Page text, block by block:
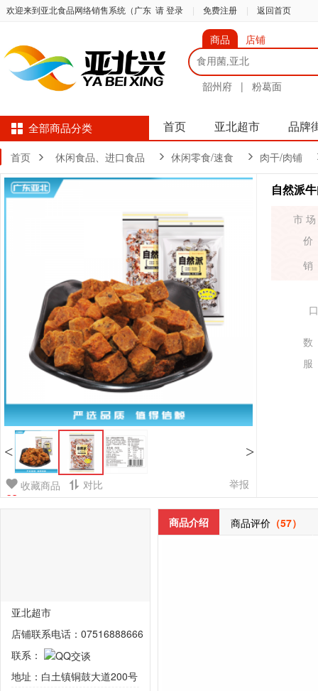
欢迎来到亚北食品网络销售系统（广东 请 登录 免费注册 返回首页
商品 店铺
韶州府 | 粉葛面
全部商品分类 首页 亚北超市 品牌
首页 休闲食品、进口食品 休闲零食/速食 肉干/肉铺
< >
收藏商品 对比 举报
自然派
市
价
销
数
服
亚北超市
店铺联系电话：07516888666
联系：
地址：白土镇铜鼓大道200号
商品介绍 商品评价 （57）